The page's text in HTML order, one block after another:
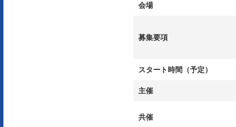
会場
募集要項
スタート時間（予定）
主催
共催